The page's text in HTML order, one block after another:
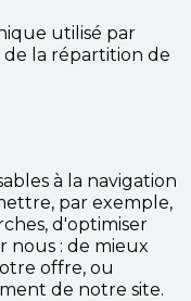
utilisé par
la répartition de
à la navigation
par exemple,
d'optimiser
nous : de mieux
offre, ou
de notre site.